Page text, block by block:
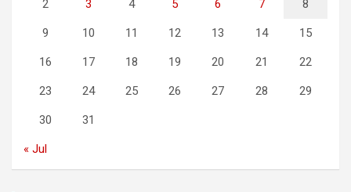
2 3 4 5 6 7 8
9 10 11 12 13 14 15
16 17 18 19 20 21 22
23 24 25 26 27 28 29
30 31
« Jul